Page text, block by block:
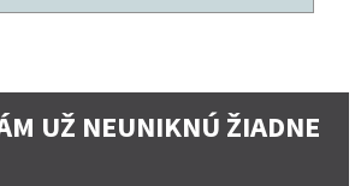
UŽ NEUNIKNÚ ŽIADNE